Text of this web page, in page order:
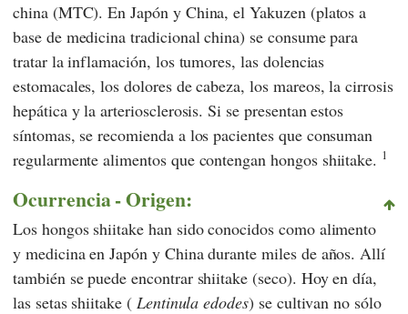
china (MTC). En Japón y China, el Yakuzen (platos a
base de medicina tradicional china) se consume para
tratar la inflamación, los tumores, las dolencias
estomacales, los dolores de cabeza, los mareos, la cirrosis
hepática y la arteriosclerosis. Si se presentan estos
síntomas, se recomienda a los pacientes que consuman
regularmente alimentos que contengan hongos shiitake. 1
Ocurrencia - Origen:
Los hongos shiitake han sido conocidos como alimento
y medicina en Japón y China durante miles de años. Allí
también se puede encontrar shiitake (seco). Hoy en día,
las setas shiitake ( Lentinula edodes) se cultivan no sólo